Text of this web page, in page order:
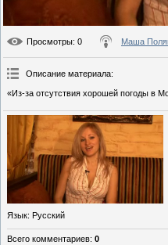
Просмотры: 0 Маша
Описание материала:
«Из-за отсутствия хорошей погоды в
Язык: Русский
Всего комментариев: 0